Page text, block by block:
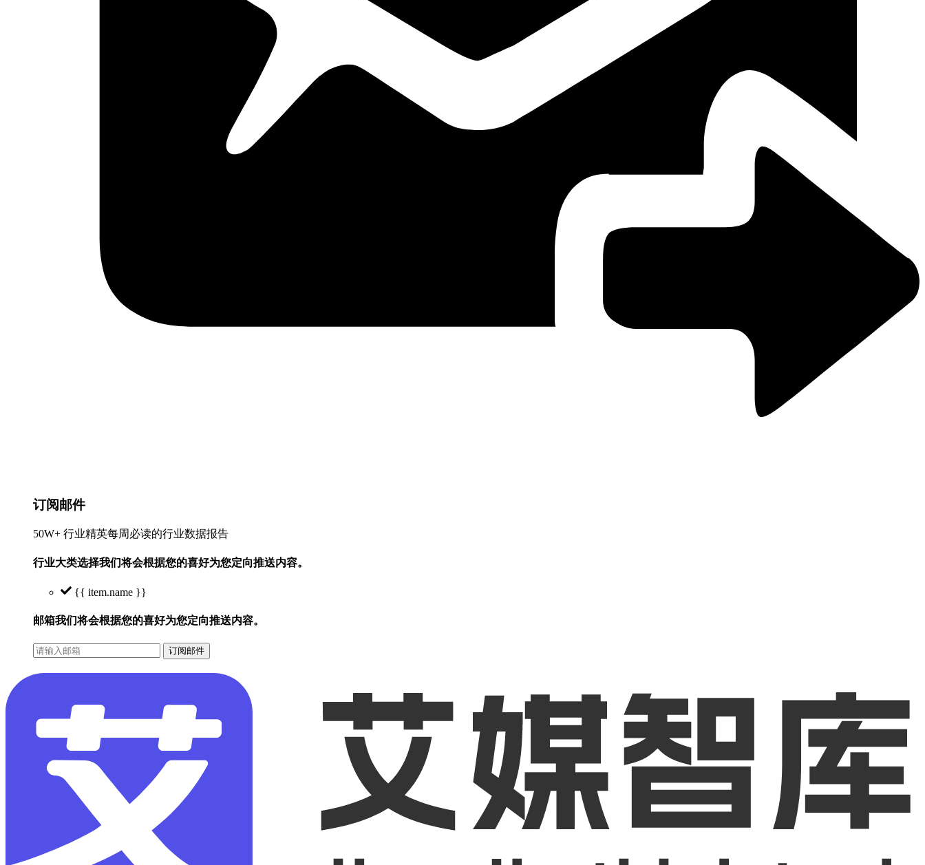
订阅邮件
50W+ 行业精英每周必读的行业数据报告
行业大类选择我们将会根据您的喜好为您定向推送内容。
{{ item.name }}
邮箱我们将会根据您的喜好为您定向推送内容。
订阅邮件